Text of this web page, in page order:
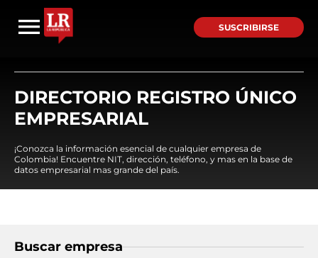
SUSCRIBIRSE
DIRECTORIO REGISTRO ÚNICO
EMPRESARIAL
¡Conozca la información esencial de cualquier empresa de
Colombia! Encuentre NIT, dirección, teléfono, y mas en la base de
datos empresarial mas grande del país.
Buscar empresa